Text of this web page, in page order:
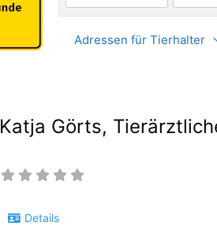
Adressen für Tierhalter
Katja Görts,
Details